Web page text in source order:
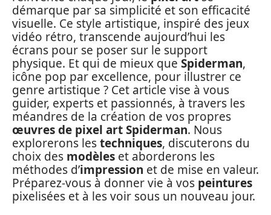
démarque par sa simplicité et son efficacité
visuelle. Ce style artistique, inspiré des jeux
vidéo rétro, transcende aujourd’hui les
écrans pour se poser sur le support
physique. Et qui de mieux que Spiderman,
icône pop par excellence, pour illustrer ce
genre artistique ? Cet article vise à vous
guider, experts et passionnés, à travers les
méandres de la création de vos propres
œuvres de pixel art Spiderman. Nous
explorerons lestechniques, discuterons du
choix des modèles et aborderons les
méthodes d’impression et de mise en valeur.
Préparez-vous à donner vie à vos peintures
pixelisées et à les voir sous un nouveau jour.